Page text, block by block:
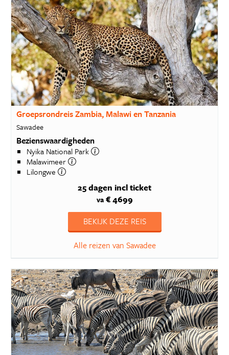
Groepsrondreis Zambia, Malawi en Tanzania
Sawadee
Bezienswaardigheden
Nyika National Park
Malawimeer
Lilongwe
25 dagen incl ticket
va€ 4699
BEKIJK DEZE REIS
Alle reizen van Sawadee